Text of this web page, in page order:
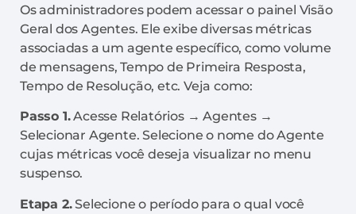
Os administradores podem acessar o painel Visão
Geral dos Agentes. Ele exibe diversas métricas
associadas a um agente específico, como volume
de mensagens, Tempo de Primeira Resposta,
Tempo de Resolução, etc. Veja como:
Passo 1.Acesse Relatórios → Agentes →
Selecionar Agente. Selecione o nome do Agente
cujas métricas você deseja visualizar no menu
suspenso.
Etapa 2.Selecione o período para o qual você